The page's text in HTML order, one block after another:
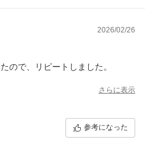
2026/02/26
ので、リピートしました。
さらに表示
参考になった